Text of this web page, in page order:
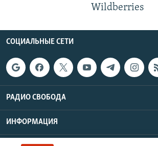
Wildberries
СОЦИАЛЬНЫЕ СЕТИ
РАДИО СВОБОДА
ИНФОРМАЦИЯ